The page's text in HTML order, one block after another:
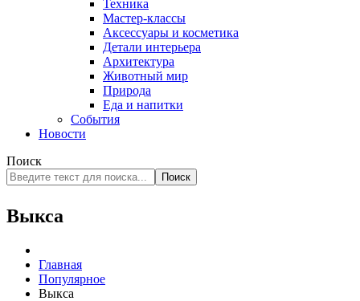
Техника
Мастер-классы
Аксессуары и косметика
Детали интерьера
Архитектура
Животный мир
Природа
Еда и напитки
События
Новости
Поиск
Поиск
Выкса
Главная
Популярное
Выкса